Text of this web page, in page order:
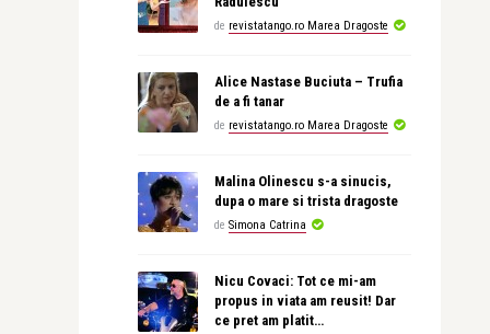
de revistatango.ro Marea Dragoste
Alice Nastase Buciuta – Trufia
de a fi tanar
de revistatango.ro Marea Dragoste
Malina Olinescu s-a sinucis,
dupa o mare si trista dragoste
de Simona Catrina
Nicu Covaci: Tot ce mi-am
propus in viata am reusit! Dar
ce pret am platit…